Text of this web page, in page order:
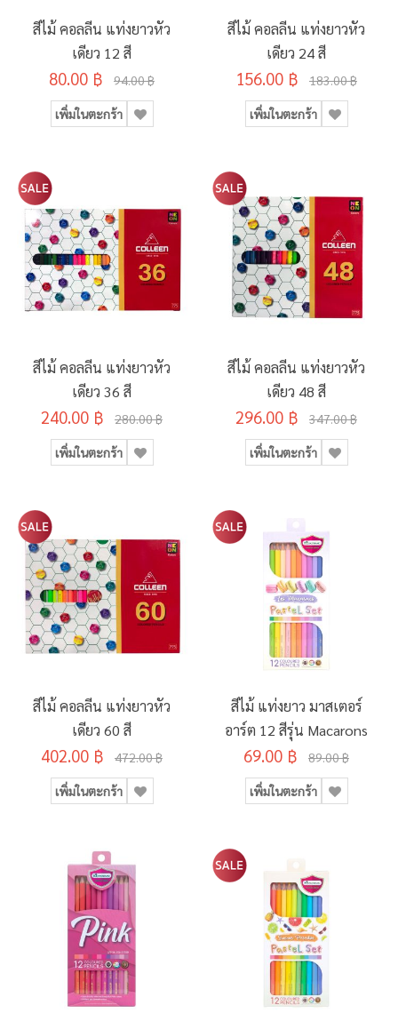
สีไม้ คอลลีน แท่งยาวหัว
เดียว 12 สี
80.00 ฿ 94.00 ฿
เพิ่มในตะกร้า
สีไม้ คอลลีน แท่งยาวหัว
เดียว 24 สี
156.00 ฿ 183.00 ฿
เพิ่มในตะกร้า
สีไม้ คอลลีน แท่งยาวหัว
เดียว 36 สี
240.00 ฿ 280.00 ฿
เพิ่มในตะกร้า
สีไม้ คอลลีน แท่งยาวหัว
เดียว 48 สี
296.00 ฿ 347.00 ฿
เพิ่มในตะกร้า
สีไม้ คอลลีน แท่งยาวหัว
เดียว 60 สี
402.00 ฿ 472.00 ฿
เพิ่มในตะกร้า
สีไม้ แท่งยาว มาสเตอร์
อาร์ต 12 สีรุ่น Macarons
69.00 ฿ 89.00 ฿
เพิ่มในตะกร้า